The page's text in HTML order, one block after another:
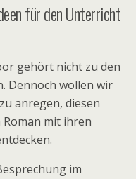
für den Unterricht
gehört nicht zu den
Dennoch wollen wir
anregen, diesen
mit ihren
im